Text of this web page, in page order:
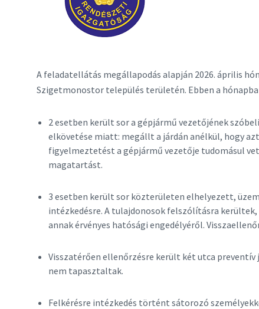
A feladatellátás megállapodás alapján 2026. április
Szigetmonostor település területén. Ebben a
2 esetben került sor a gépjármű vezetőjének
elkövetése miatt: megállt a járdán anélkül, hogy
figyelmeztetést a gépjármű vezetője tudomásul
magatartást.
3 esetben került sor közterületen elhelyezett,
intézkedésre. A tulajdonosok felszólításra
annak érvényes hatósági engedélyéről.
Visszatérően ellenőrzésre került két utca
nem tapasztaltak.
Felkérésre intézkedés történt sátorozó